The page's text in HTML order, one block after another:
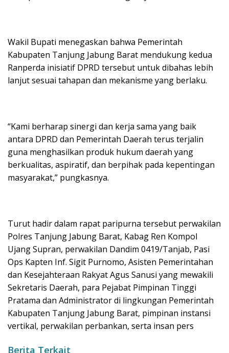
Wakil Bupati menegaskan bahwa Pemerintah
Kabupaten Tanjung Jabung Barat mendukung kedua
Ranperda inisiatif DPRD tersebut untuk dibahas lebih
lanjut sesuai tahapan dan mekanisme yang berlaku.
“Kami berharap sinergi dan kerja sama yang baik
antara DPRD dan Pemerintah Daerah terus terjalin
guna menghasilkan produk hukum daerah yang
berkualitas, aspiratif, dan berpihak pada kepentingan
masyarakat,” pungkasnya.
Turut hadir dalam rapat paripurna tersebut perwakilan
Polres Tanjung Jabung Barat, Kabag Ren Kompol
Ujang Supran, perwakilan Dandim 0419/Tanjab, Pasi
Ops Kapten Inf. Sigit Purnomo, Asisten Pemerintahan
dan Kesejahteraan Rakyat Agus Sanusi yang mewakili
Sekretaris Daerah, para Pejabat Pimpinan Tinggi
Pratama dan Administrator di lingkungan Pemerintah
Kabupaten Tanjung Jabung Barat, pimpinan instansi
vertikal, perwakilan perbankan, serta insan pers
Berita Terkait